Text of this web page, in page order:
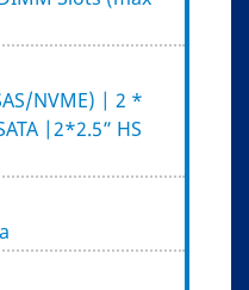
NVME) | 2 *
|2*2.5” HS